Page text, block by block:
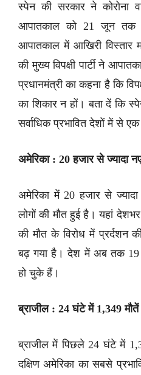
स्पेन की सरकार ने कोरोना
आपातकाल को 21 जून तक
आपातकाल में आखिरी विस्तार
की मुख्य विपक्षी पार्टी ने
प्रधानमंत्री का कहना है कि
का शिकार न हों। बता दें कि
सर्वाधिक प्रभावित देशों में से
अमेरिका : 20 हजार से ज्यादा
अमेरिका में 20 हजार से
लोगों की मौत हुई है। यहां
की मौत के विरोध में
बढ़ गया है। देश में अब तक 19
हो चुके हैं।
ब्राजील : 24 घंटे में 1,349 मौतें
ब्राजील में पिछले 24 घंटे में
दक्षिण अमेरिका का सबसे